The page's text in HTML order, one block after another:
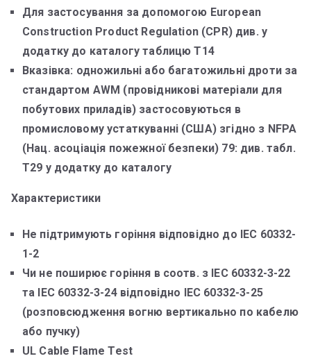
Для застосування за допомогою European
Construction Product Regulation (CPR) див. у
додатку до каталогу таблицю T14
Вказівка: одножильні або багатожильні дроти за
стандартом AWM (провідникові матеріали для
побутових приладів) застосовуються в
промисловому устаткуванні (США) згідно з NFPA
(Нац. асоціація пожежної безпеки) 79: див. табл.
Т29 у додатку до каталогу
Характеристики
Не підтримують горіння відповідно до IEC 60332-
1-2
Чи не поширює горіння в соотв. з IEC 60332-3-22
та IEC 60332-3-24 відповідно IEC 60332-3-25
(розповсюдження вогню вертикально по кабелю
або пучку)
UL Cable Flame Test